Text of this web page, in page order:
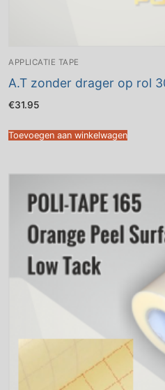
APPLICATIE TAPE
A.T zonder drager op rol
€31.95
Toevoegen aan winkelwagen